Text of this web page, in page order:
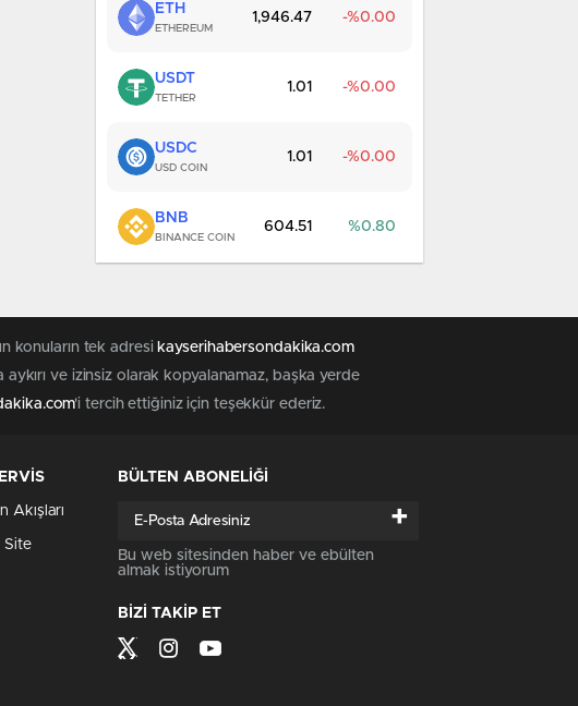
ETH
ETHEREUM
1,946.47 0.00
USDT
TETHER
1.01 0.00
USDC
USD COIN
1.01 0.00
BNB
BINANCE COIN
604.51 0.80
konuların tek adresi kayserihabersondakika.com
ve izinsiz olarak kopyalanamaz, başka yerde
'i tercih ettiğiniz için teşekkür ederiz.
Akışları
Site
BÜLTEN ABONELİĞİ
+
Bu web sitesinden haber ve ebülten
almak istiyorum
BİZİ TAKİP ET